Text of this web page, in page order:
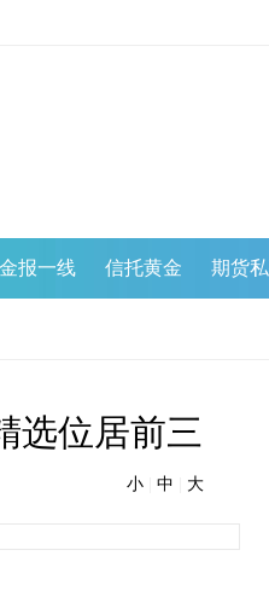
金报一线 信托黄金 期货
选位居前三
小 中 大